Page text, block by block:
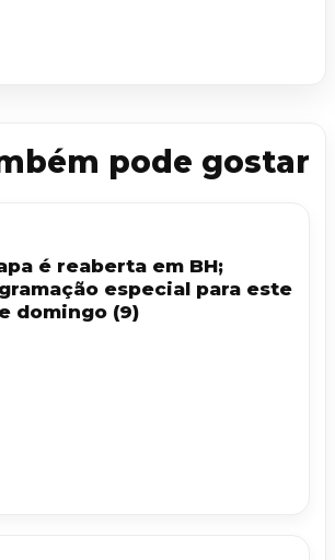
pode gostar
é reaberta em BH;
especial para este
domingo (9)